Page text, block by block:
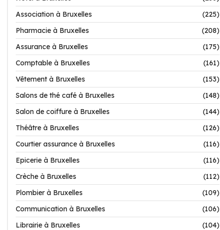
Association à Bruxelles
(225)
Pharmacie à Bruxelles
(208)
Assurance à Bruxelles
(175)
Comptable à Bruxelles
(161)
Vêtement à Bruxelles
(153)
Salons de thé café à Bruxelles
(148)
Salon de coiffure à Bruxelles
(144)
Théâtre à Bruxelles
(126)
Courtier assurance à Bruxelles
(116)
Epicerie à Bruxelles
(116)
Crèche à Bruxelles
(112)
Plombier à Bruxelles
(109)
Communication à Bruxelles
(106)
Librairie à Bruxelles
(104)